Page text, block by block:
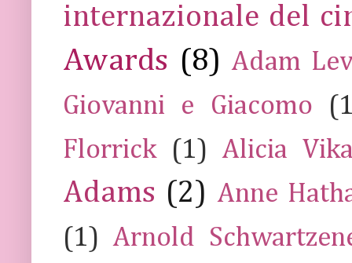
internazionale del
Awards (8) Adam
Giovanni e Giacomo
Florrick
(1) Alicia
Adams (2) Anne
(1) Arnold